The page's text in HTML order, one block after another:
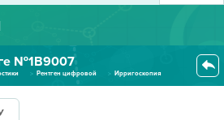
№1В9007
Рентген цифровой Ирригоскопия